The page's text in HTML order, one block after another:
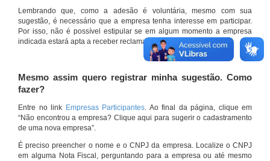
Lembrando que, como a adesão é voluntária, mesmo com sua
sugestão, é necessário que a empresa tenha interesse em participar.
Por isso, não é possível estipular se em algum momento a empresa
indicada estará apta a receber reclamações por meio do site.
Mesmo assim quero registrar minha sugestão. Como
fazer?
Entre no link Empresas Participantes. Ao final da página, clique em
“Não encontrou a empresa? Clique aqui para sugerir o cadastramento
de uma nova empresa”.
É preciso preencher o nome e o CNPJ da empresa. Localize o CNPJ
em alguma Nota Fiscal, perguntando para a empresa ou até mesmo